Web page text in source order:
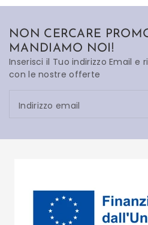
NON CERCARE
MANDIAMO NOI!
Inserisci il Tuo indirizzo Email
con le nostre offerte
Indirizzo email